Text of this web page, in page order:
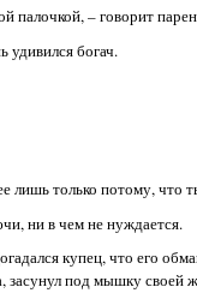
палочкой, – говорит
удивился богач.
лишь только потому, что
ни в чем не нуждается.
купец, что его
засунул под мышку своей